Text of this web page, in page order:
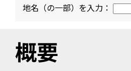
地名（の一部）を入力：
概要